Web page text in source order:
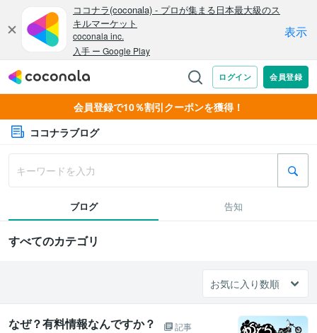
会員登録で10％割引クーポンを獲得！
ココナラブログ
ブログ 告知
すべてのカテゴリ
なぜ？有料情報なんですか？
記事